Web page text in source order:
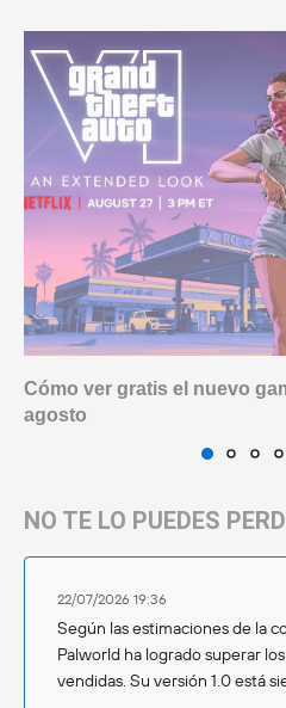
Cómo ver gratis el nuevo
agosto
NO TE LO PUEDES
22/07/2026 19:36
Según las estimaciones de la
Palworld ha logrado superar
vendidas. Su versión 1.0 está